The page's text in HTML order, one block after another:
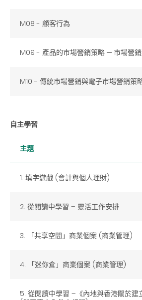
M08 - 顧客行為
M09 - 產品的市場營銷策略 ─ 市場營
M10 - 傳統市場營銷與電子市場營銷策
自主學習
主題
1. 填字遊戲 (會計與個人理財)
2. 從閱讀中學習 – 靈活工作安排
3. 「共享空間」商業個案 (商業管理)
4. 「迷你倉」商業個案 (商業管理)
5. 從閱讀中學習 –《內地與香港關於建